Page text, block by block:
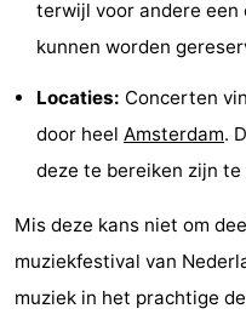
het
centrum
tuinen
Stadsdelen
Omgeving
Noord-
Holland
-
Zuid-
Praktisch
terwijl voor andere
kunnen worden
Locaties: Concerten
door heel Amsterdam.
deze te bereiken zijn
Mis deze kans niet om
muziekfestival van
muziek in het prachtige